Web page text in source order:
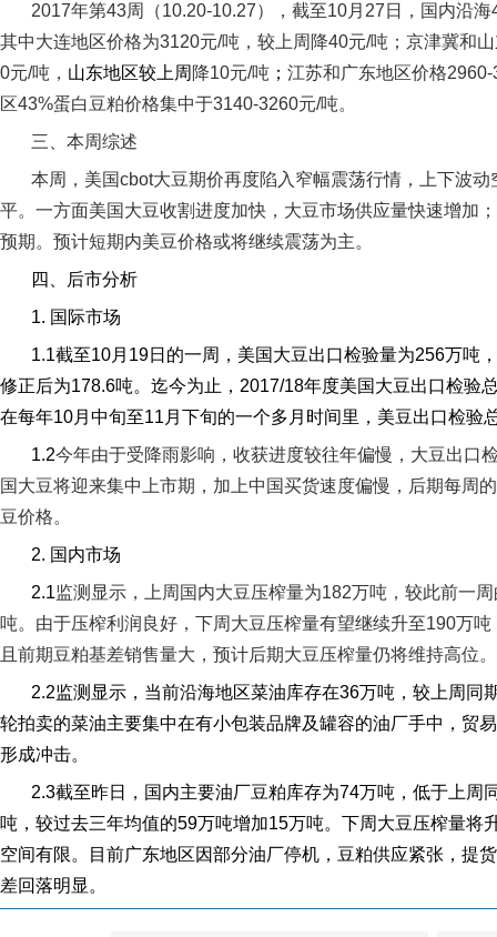
2017年第43周（10.20-10.27），截至10月 27 日，国内沿海
其中大连地区价格为3120元/吨， 较上周 降40元/吨；京津冀和
0元/吨， 山东地区较上周 降10元/吨 ； 江苏和广东地区价格2960-
区43%蛋白豆粕价格集中于3140-3260元/吨。
三、本周综述
本周，美国cbot大豆期价再度陷入窄幅震荡行情，上下波动
平。一方面美国大豆收割进度加快，大豆市场供应量快速增加
预期。预计短期内美豆价格或将继续震荡为主。
四、后市分析
1. 国际市场
1.1截至10月 19日的一周，美国大豆出口检验量为256万吨
修正后为178.6吨。迄今为止， 2017/18年度美国大豆出口检验
在每年10月中旬至11 月下旬的一个多月时间里，美豆出口检验
1.2今年由于受降雨影响，收获进度较往年偏慢，大豆出口
国大豆将迎来集中上市期，加上中国买货速度偏慢，后期每周
豆价格。
2. 国内市场
2.1监测显示，上周国内大豆压榨量为182万吨，较此前一周
吨。由于压榨利润良好，下周大豆压榨量有望继续升至190万吨
且前期豆粕基差销售量大，预计后期大豆压榨量仍将维持高位。
2.2监测显示，当前沿海地区菜油库存在36万吨，较上周同
轮拍卖的菜油主要集中在有小包装品牌及罐容的油厂手中，贸
形成冲击。
2.3截至昨日，国内主要油厂豆粕库存为74万吨，低于上周
吨，较过去三年均值的59万吨增加15万吨。下周大豆压榨量将
空间有限。目前广东地区因部分油厂停机，豆粕供应紧张，提
差回落明显。